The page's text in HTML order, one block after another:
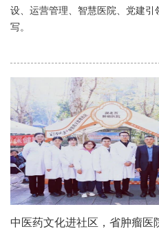
设、运营管理、智慧医院、党建
写。
中医药文化进社区，省肿瘤医